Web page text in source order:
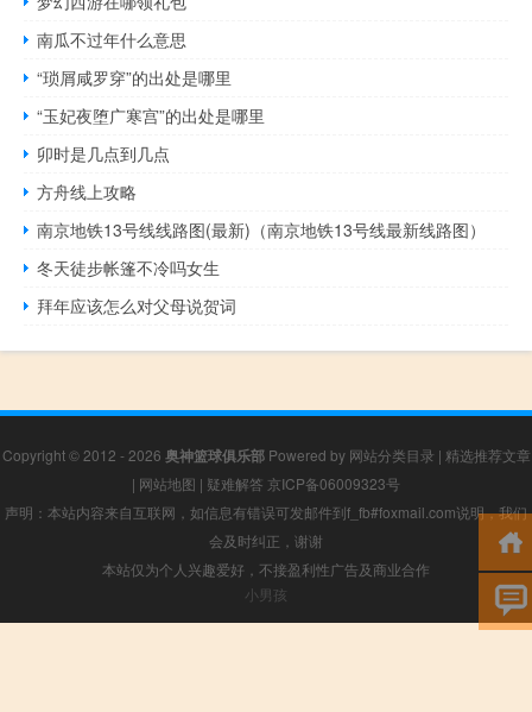
南瓜不过年什么意思
“琐屑咸罗穿”的出处是哪里
“玉妃夜堕广寒宫”的出处是哪里
卯时是几点到几点
方舟线上攻略
南京地铁13号线线路图(最新)（南京地铁13号线最新线路图）
冬天徒步帐篷不冷吗女生
拜年应该怎么对父母说贺词
Copyright © 2012 - 2026 奥神篮球俱乐部Powered by 网站分类目录 | 精选推荐文章
| 网站地图 | 疑难解答 京ICP备06009323号
声明：本站内容来自互联网，如信息有错误可发邮件到f_fb#foxmail.com说明，我们
会及时纠正，谢谢
本站仅为个人兴趣爱好，不接盈利性广告及商业合作
小男孩